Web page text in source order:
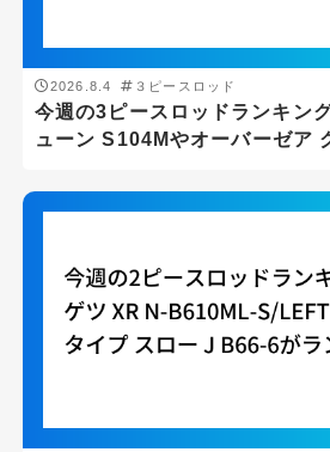
2026.8.4 ３ピースロッド
今週の3ピースロッドランキン
ューン S104Mやオーバーゼア